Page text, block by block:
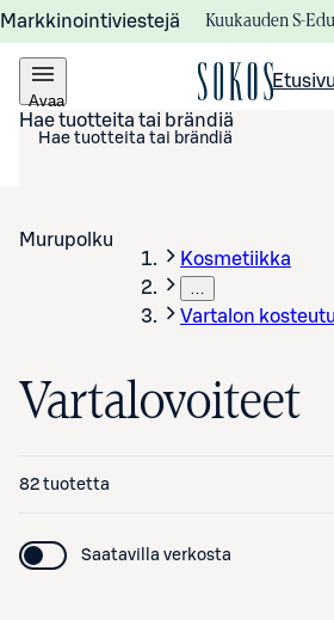
Markkinointiviestejä Kuukauden S-
Avaa
valikko
Etusivu
Hae tuotteita tai brändiä
Murupolku
Kosmetiikka
…
Vartalon
Vartalovoiteet
82 tuotetta
Saatavilla verkosta